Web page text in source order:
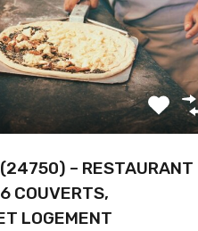
– RESTAURANT
COUVERTS,
LOGEMENT